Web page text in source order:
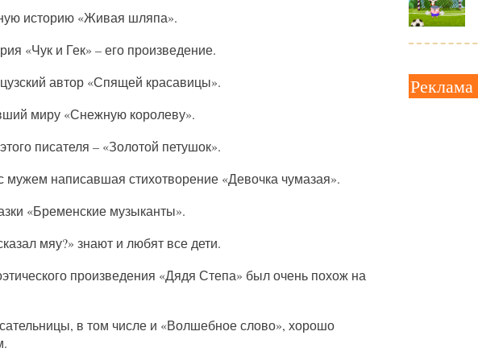
историю «Живая шляпа».
«Чук и Гек» – его произведение.
автор «Спящей красавицы».
миру «Снежную королеву».
писателя – «Золотой петушок».
мужем написавшая стихотворение «Девочка чумазая».
«Бременские музыканты».
мяу?» знают и любят все дети.
произведения «Дядя Степа» был очень похож на
в том числе и «Волшебное слово», хорошо
Реклама